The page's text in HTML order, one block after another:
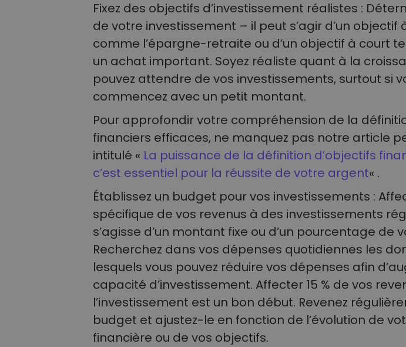
Fixez des objectifs d’investissement réalistes :
de votre investissement – il peut s’agir d’un objectif
comme l’épargne-retraite ou d’un objectif à court
un achat important. Soyez réaliste quant à la
pouvez attendre de vos investissements, surtout si
commencez avec un petit montant.
Pour approfondir votre compréhension de la
financiers efficaces, ne manquez pas notre article
intitulé « La puissance de la définition d’objectifs
c’est essentiel pour la réussite de votre argent« .
Établissez un budget pour vos investissements :
spécifique de vos revenus à des investissements
s’agisse d’un montant fixe ou d’un pourcentage de
Recherchez dans vos dépenses quotidiennes les
lesquels vous pouvez réduire vos dépenses afin
capacité d’investissement. Affecter 15 % de vos
l’investissement est un bon début. Revenez
budget et ajustez-le en fonction de l’évolution de
financière ou de vos objectifs.